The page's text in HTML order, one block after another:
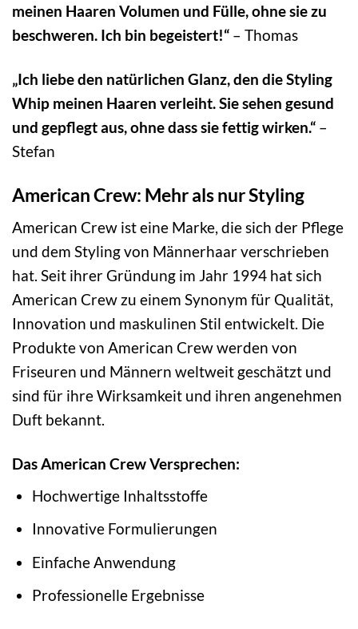
meinen Haaren Volumen und Fülle, ohne sie zu
beschweren. Ich bin begeistert!“ – Thomas
„Ich liebe den natürlichen Glanz, den die Styling
Whip meinen Haaren verleiht. Sie sehen gesund
und gepflegt aus, ohne dass sie fettig wirken.“ –
Stefan
American Crew: Mehr als nur Styling
American Crew ist eine Marke, die sich der Pflege
und dem Styling von Männerhaar verschrieben
hat. Seit ihrer Gründung im Jahr 1994 hat sich
American Crew zu einem Synonym für Qualität,
Innovation und maskulinen Stil entwickelt. Die
Produkte von American Crew werden von
Friseuren und Männern weltweit geschätzt und
sind für ihre Wirksamkeit und ihren angenehmen
Duft bekannt.
Das American Crew Versprechen:
Hochwertige Inhaltsstoffe
Innovative Formulierungen
Einfache Anwendung
Professionelle Ergebnisse